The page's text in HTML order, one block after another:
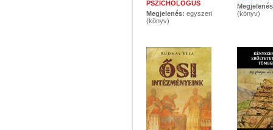
PSZICHOLÓGUS
Megjelenés: egyszeri
(könyv)
(könyv)